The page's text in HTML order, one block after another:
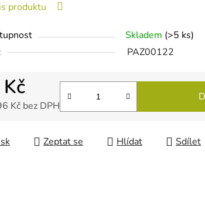
produktu
Skladem (>5 ks)
PAZ00122
Kč bez DPH
Zeptat se Hlídat Sdílet